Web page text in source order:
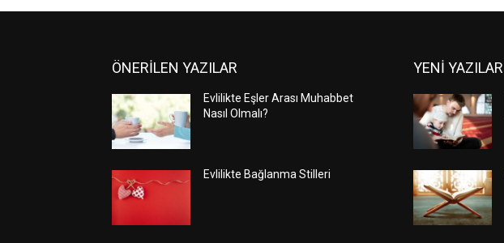
ÖNERİLEN YAZILAR
Evlilikte Eşler Arası Muhabbet
Nasıl Olmalı?
Evlilikte Bağlanma Stilleri
YENİ YAZILAR